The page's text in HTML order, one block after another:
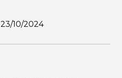
23/10/2024